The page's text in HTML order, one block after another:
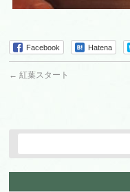
Facebook Hatena
← 紅葉スタート